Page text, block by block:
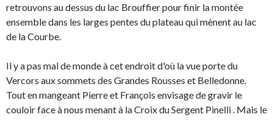
retrouvons au dessus du lac Brouffier pour finir la montée
ensemble dans les larges pentes du plateau qui mènent au lac
de la Courbe.
Il y a pas mal de monde à cet endroit d'où la vue porte du
Vercors aux sommets des Grandes Rousses et Belledonne.
Tout en mangeant Pierre et François envisage de gravir le
couloir face à nous menant à la Croix du Sergent Pinelli . Mais le